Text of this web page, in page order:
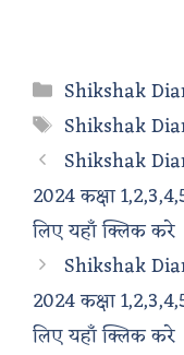
Categories
Shikshak
Tags
Shikshak
Shikshak
2024 कक्षा
लिए यहाँ क्लिक करे
Shikshak
2024 कक्षा
लिए यहाँ क्लिक करे